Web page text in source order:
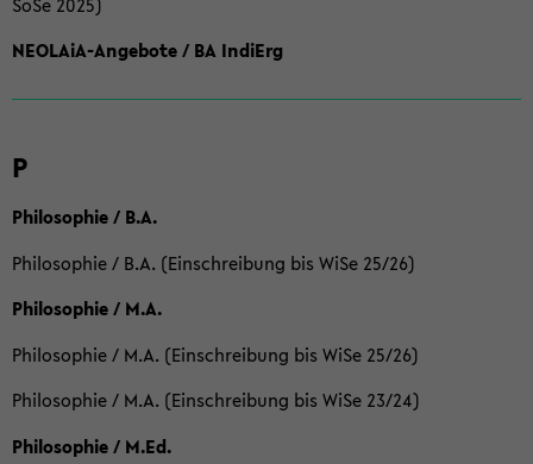
NEOLAiA-Angebote / BA IndiErg
P
Philosophie / B.A.
Philosophie / B.A. (Einschreibung bis WiSe 25/26)
Philosophie / M.A.
Philosophie / M.A. (Einschreibung bis WiSe 25/26)
Philosophie / M.A. (Einschreibung bis WiSe 23/24)
Philosophie / M.Ed.